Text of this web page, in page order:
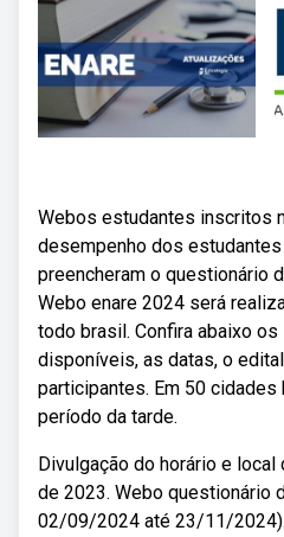
Webos estudantes inscritos
desempenho dos
preencheram o questionário
Webo enare 2024 será
todo brasil. Confira abaixo
disponíveis, as datas, o
participantes. Em 50 cidades
período da tarde.
Divulgação do horário e
de 2023. Webo questionário
02/09/2024 até 23/11/